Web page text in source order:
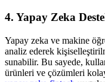
4. Yapay Zeka
Yapay zeka ve makine
analiz ederek
sunabilir. Bu sayede,
ürünleri ve çözümleri